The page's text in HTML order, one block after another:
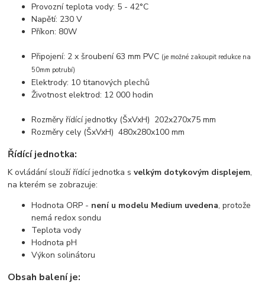
Provozní teplota vody: 5 - 42°C
Napětí: 230 V
Příkon: 80W
Připojení: 2 x šroubení 63 mm PVC (je možné zakoupit redukce na
50mm potrubí)
Elektrody: 10 titanových plechů
Životnost elektrod: 12 000 hodin
Rozměry řídící jednotky (ŠxVxH) 202x270x75 mm
Rozměry cely (ŠxVxH) 480x280x100 mm
Řídící jednotka:
K ovládání slouží řídící jednotka svelkým dotykovým displejem,
na kterém se zobrazuje:
Hodnota ORP - není u modelu Medium uvedena, protože
nemá redox sondu
Teplota vody
Hodnota pH
Výkon solinátoru
Obsah balení je: